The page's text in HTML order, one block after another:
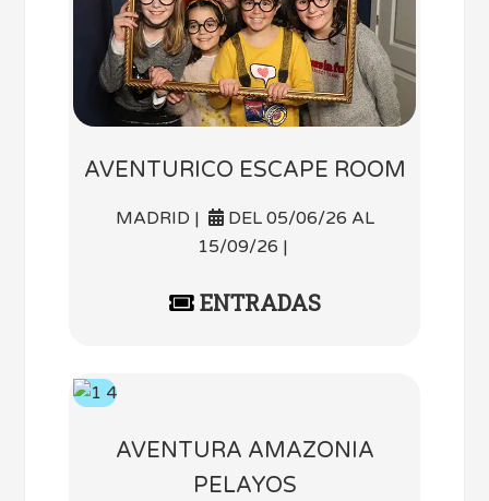
AVENTURICO ESCAPE ROOM
MADRID |
DEL 05/06/26 AL
15/09/26 |
ENTRADAS
AVENTURA AMAZONIA
PELAYOS